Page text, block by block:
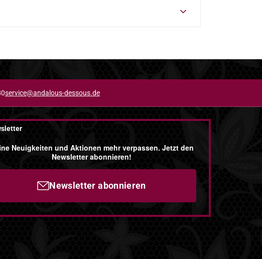
service@andalous-dessous.de
Neuigkeiten und Aktionen mehr verpassen. Jetzt den
Newsletter abonnieren!
Newsletter abonnieren